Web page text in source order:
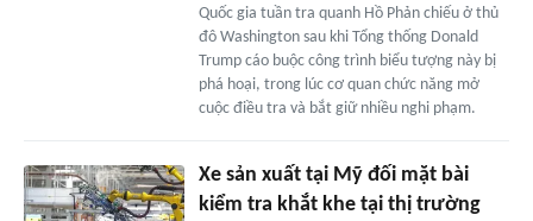
Quốc gia tuần tra quanh Hồ Phản chiếu ở thủ
đô Washington sau khi Tổng thống Donald
Trump cáo buộc công trình biểu tượng này bị
phá hoại, trong lúc cơ quan chức năng mở
cuộc điều tra và bắt giữ nhiều nghi phạm.
Xe sản xuất tại Mỹ đối mặt bài
kiểm tra khắt khe tại thị trường